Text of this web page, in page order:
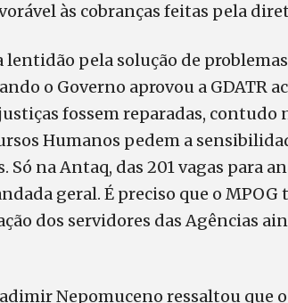
às cobranças feitas pela
pela solução de
o Governo aprovou a GDATR
fossem reparadas, contudo
Humanos pedem a
Só na Antaq, das 201 vagas para
geral. É preciso que o
dos servidores das Agências
Nepomuceno ressaltou que